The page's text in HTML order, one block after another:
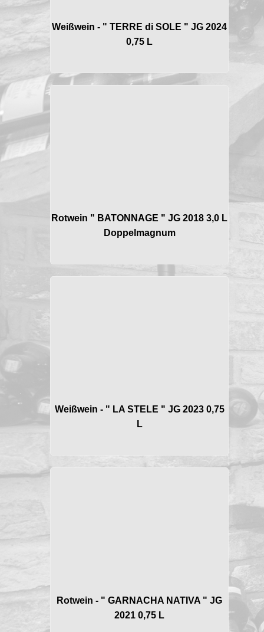
Weißwein - " TERRE di SOLE " JG 2024
0,75 L
Rotwein " BATONNAGE " JG 2018 3,0 L
Doppelmagnum
Weißwein - " LA STELE " JG 2023 0,75
L
Rotwein - " GARNACHA NATIVA " JG
2021 0,75 L